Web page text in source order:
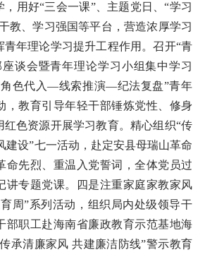
用好“三会一课”、主题党日、“学习
教、学习强国等平台，营造浓厚学习
青年理论学习提升工程作用。召开“青
谈会暨青年理论学习小组集中学习
角色代入—线索推演—纪法复盘”青年
，教育引导年轻干部锤炼党性、修身
红色资源开展学习教育。精心组织“传
建设”七一活动，赴定安县母瑞山革命
命先烈、重温入党誓词，全体党员过
讲专题党课。四是注重家庭家教家风
周”系列活动，组织局内处级领导干
部职工赴海南省廉政教育示范基地海
承清廉家风 共建廉洁防线”警示教育